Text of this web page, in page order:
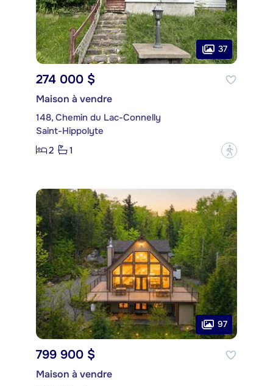
37
274 000 $
Maison à vendre
148, Chemin du Lac-Connelly
Saint-Hippolyte
2
1 ?
97
799 900 $
Maison à vendre